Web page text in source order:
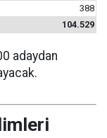
388
104.529
adaydan